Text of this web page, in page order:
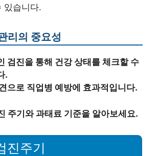
있습니다.
리의 중요성
검진을 통해 건강 상태를 체크할 수
.
으로 직업병 예방에 효과적입니다.
주기와 과태료 기준을 알아보세요.
진주기